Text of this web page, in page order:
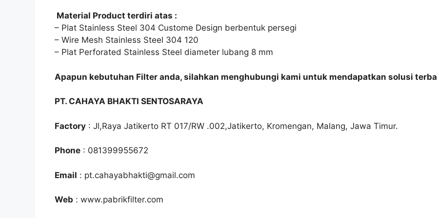
Material Product terdiri atas :
– Plat Stainless Steel 304 Custome Design berbentuk persegi
– Wire Mesh Stainless Steel 304 120
– Plat Perforated Stainless Steel diameter lubang 8 mm
Apapun kebutuhan Filter anda, silahkan menghubungi kami untuk mendapatkan solusi
PT. CAHAYA BHAKTI SENTOSARAYA
Factory : Jl,Raya Jatikerto RT 017/RW .002,Jatikerto, Kromengan, Malang, Jawa Timur.
Phone : 081399955672
Email : pt.cahayabhakti@gmail.com
Web : www.pabrikfilter.com